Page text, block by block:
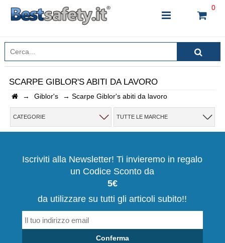
0
INSERISCI IL NOME DEL PRODOTTO CHE STAI
CERCANDO
CHIUDI RICERCA
SCARPE GIBLOR'S ABITI DA LAVORO
→ Giblor's → Scarpe Giblor's abiti da lavoro
CATEGORIE TUTTE LE MARCHE
Iscriviti alla Newsletter! Ti invieremo in regalo
un Codice Sconto da
5€
da utilizzare su tutti gli articoli subito!!
Conferma